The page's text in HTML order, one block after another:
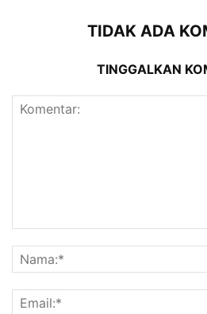
TIDAK ADA
TINGGALKAN